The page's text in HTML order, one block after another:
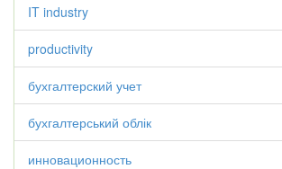
IT industry
productivity
бухгалтерский учет
бухгалтерський облік
инновационность